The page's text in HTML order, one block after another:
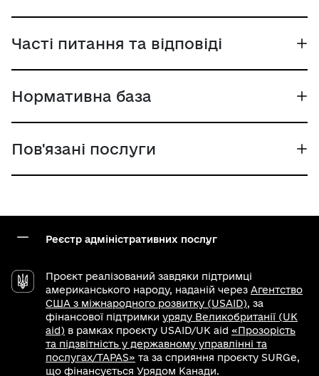
Часті питання та відповіді
Нормативна база
Пов'язані послуги
Реєстр адміністративних послуг
Проєкт реалізований завдяки підтримці
американського народу, наданій через Агентство
США з міжнародного розвитку (USAID), за
фінансової підтримки уряду Великобританії (UK
aid) в рамках проєкту USAID/UK aid «Прозорість
та підзвітність у державному управлінні та
послугах/TAPAS» та за сприяння проєкту SURGe,
що фінансується Урядом Канади.